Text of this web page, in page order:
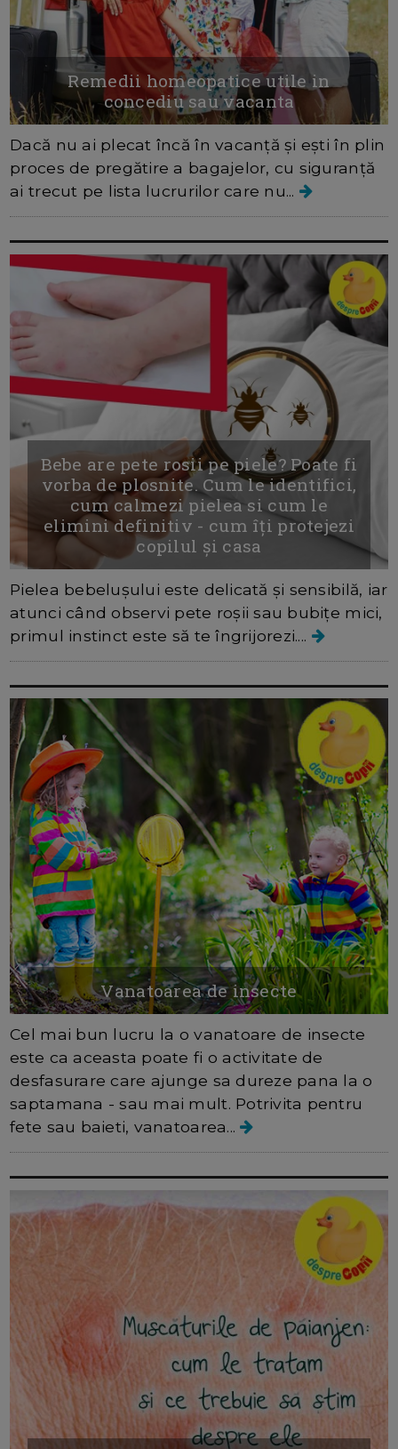
Remedii homeopatice utile in
concediu sau vacanta
Dacă nu ai plecat încă în vacanță și ești în plin
proces de pregătire a bagajelor, cu siguranță
ai trecut pe lista lucrurilor care nu...
Bebe are pete rosii pe piele? Poate fi
vorba de plosnite. Cum le identifici,
cum calmezi pielea si cum le
elimini definitiv - cum îți protejezi
copilul și casa
Pielea bebelușului este delicată și sensibilă, iar
atunci când observi pete roșii sau bubițe mici,
primul instinct este să te îngrijorezi....
Vanatoarea de insecte
Cel mai bun lucru la o vanatoare de insecte
este ca aceasta poate fi o activitate de
desfasurare care ajunge sa dureze pana la o
saptamana - sau mai mult. Potrivita pentru
fete sau baieti, vanatoarea...